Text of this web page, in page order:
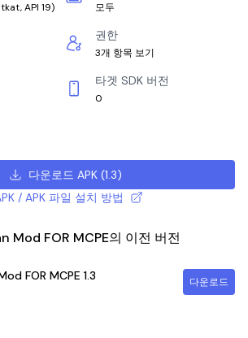
API 19) 모두
권한
3개 항목 보기
타겟 SDK 버전
0
다운로드 APK (1.3)
/ APK 파일 설치 방법
Mod FOR MCPE의 이전 버전
FOR MCPE 1.3 다운로드